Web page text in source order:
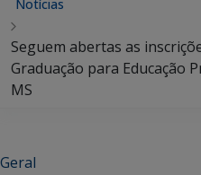
Notícias
Seguem abertas as
Graduação para Educação
MS
Geral